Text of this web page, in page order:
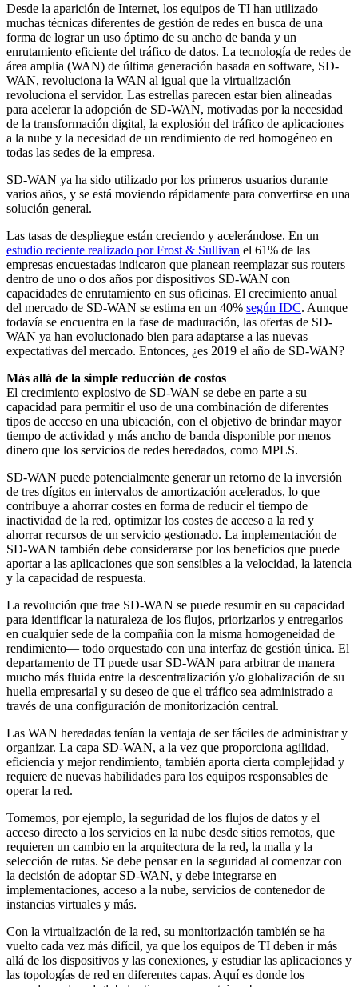
Desde la aparición de Internet, los equipos de TI han utilizado
muchas técnicas diferentes de gestión de redes en busca de una
forma de lograr un uso óptimo de su ancho de banda y un
enrutamiento eficiente del tráfico de datos. La tecnología de redes de
área amplia (WAN) de última generación basada en software, SD-
WAN, revoluciona la WAN al igual que la virtualización
revoluciona el servidor. Las estrellas parecen estar bien alineadas
para acelerar la adopción de SD-WAN, motivadas por la necesidad
de la transformación digital, la explosión del tráfico de aplicaciones
a la nube y la necesidad de un rendimiento de red homogéneo en
todas las sedes de la empresa.
SD-WAN ya ha sido utilizado por los primeros usuarios durante
varios años, y se está moviendo rápidamente para convertirse en una
solución general.
Las tasas de despliegue están creciendo y acelerándose. En un
estudio reciente realizado por Frost & Sullivan el 61% de las
empresas encuestadas indicaron que planean reemplazar sus routers
dentro de uno o dos años por dispositivos SD-WAN con
capacidades de enrutamiento en sus oficinas. El crecimiento anual
del mercado de SD-WAN se estima en un 40% según IDC. Aunque
todavía se encuentra en la fase de maduración, las ofertas de SD-
WAN ya han evolucionado bien para adaptarse a las nuevas
expectativas del mercado. Entonces, ¿es 2019 el año de SD-WAN?
Más allá de la simple reducción de costos
El crecimiento explosivo de SD-WAN se debe en parte a su
capacidad para permitir el uso de una combinación de diferentes
tipos de acceso en una ubicación, con el objetivo de brindar mayor
tiempo de actividad y más ancho de banda disponible por menos
dinero que los servicios de redes heredados, como MPLS.
SD-WAN puede potencialmente generar un retorno de la inversión
de tres dígitos en intervalos de amortización acelerados, lo que
contribuye a ahorrar costes en forma de reducir el tiempo de
inactividad de la red, optimizar los costes de acceso a la red y
ahorrar recursos de un servicio gestionado. La implementación de
SD-WAN también debe considerarse por los beneficios que puede
aportar a las aplicaciones que son sensibles a la velocidad, la latencia
y la capacidad de respuesta.
La revolución que trae SD-WAN se puede resumir en su capacidad
para identificar la naturaleza de los flujos, priorizarlos y entregarlos
en cualquier sede de la compañia con la misma homogeneidad de
rendimiento— todo orquestado con una interfaz de gestión única. El
departamento de TI puede usar SD-WAN para arbitrar de manera
mucho más fluida entre la descentralización y/o globalización de su
huella empresarial y su deseo de que el tráfico sea administrado a
través de una configuración de monitorización central.
Las WAN heredadas tenían la ventaja de ser fáciles de administrar y
organizar. La capa SD-WAN, a la vez que proporciona agilidad,
eficiencia y mejor rendimiento, también aporta cierta complejidad y
requiere de nuevas habilidades para los equipos responsables de
operar la red.
Tomemos, por ejemplo, la seguridad de los flujos de datos y el
acceso directo a los servicios en la nube desde sitios remotos, que
requieren un cambio en la arquitectura de la red, la malla y la
selección de rutas. Se debe pensar en la seguridad al comenzar con
la decisión de adoptar SD-WAN, y debe integrarse en
implementaciones, acceso a la nube, servicios de contenedor de
instancias virtuales y más.
Con la virtualización de la red, su monitorización también se ha
vuelto cada vez más difícil, ya que los equipos de TI deben ir más
allá de los dispositivos y las conexiones, y estudiar las aplicaciones y
las topologías de red en diferentes capas. Aquí es donde los